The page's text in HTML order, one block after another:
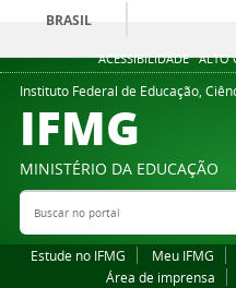
ACESSIBILIDADE ALTO
BRASIL
Instituto Federal de Educação,
IFMG
MINISTÉRIO DA EDUCAÇÃO
Buscar no portal
Estude no IFMG Meu IFMG
Área de imprensa